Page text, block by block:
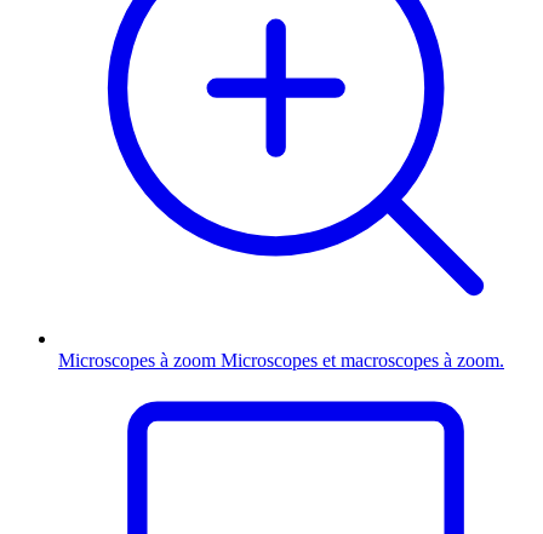
Microscopes à zoom Microscopes et macroscopes à zoom.